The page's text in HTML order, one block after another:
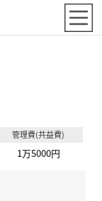
管理費(共益費)
1万5000円